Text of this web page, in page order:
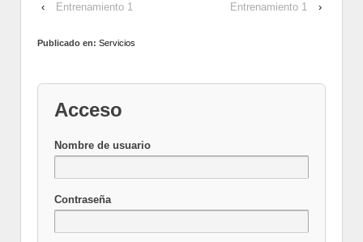
‹ Entrenamiento 1 Entrenamiento 1 ›
Publicado en: Servicios
Acceso
Nombre de usuario
Contraseña